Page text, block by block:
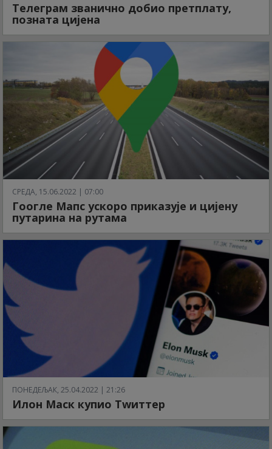
Телеграм званично добио претплату,
позната цијена
СРЕДА, 15.06.2022 | 07:00
Гоогле Мапс ускоро приказује и цијену
путарина на рутама
ПОНЕДЕЉАК, 25.04.2022 | 21:26
Илон Маск купио Тwиттер